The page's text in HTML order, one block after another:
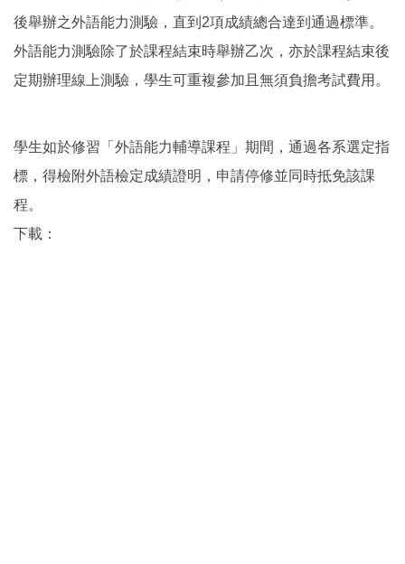
後舉辦之外語能力測驗，直到2項成績總合達到通過標準。
外語能力測驗除了於課程結束時舉辦乙次，亦於課程結束後
定期辦理線上測驗，學生可重複參加且無須負擔考試費用。
學生如於修習「外語能力輔導課程」期間，通過各系選定指
標，得檢附外語檢定成績證明，申請停修並同時抵免該課
程。
下載：